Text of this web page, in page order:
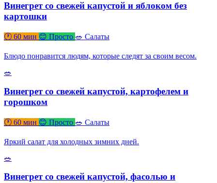
Винегрет со свежей капустой и яблоком без
картошки
🕐 60 мин 😊 Просто 🥗 Салаты
Блюдо понравится людям, которые следят за своим весом.
🥗
Винегрет со свежей капустой, картофелем и
горошком
🕐 60 мин 😊 Просто 🥗 Салаты
Яркий салат для холодных зимних дней.
🥗
Винегрет со свежей капустой, фасолью и